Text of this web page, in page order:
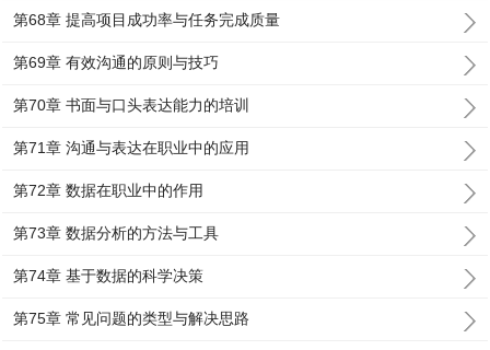
第68章 提高项目成功率与任务完成质量
第69章 有效沟通的原则与技巧
第70章 书面与口头表达能力的培训
第71章 沟通与表达在职业中的应用
第72章 数据在职业中的作用
第73章 数据分析的方法与工具
第74章 基于数据的科学决策
第75章 常见问题的类型与解决思路